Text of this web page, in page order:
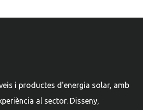
i productes d'energia solar, amb
al sector. Disseny,